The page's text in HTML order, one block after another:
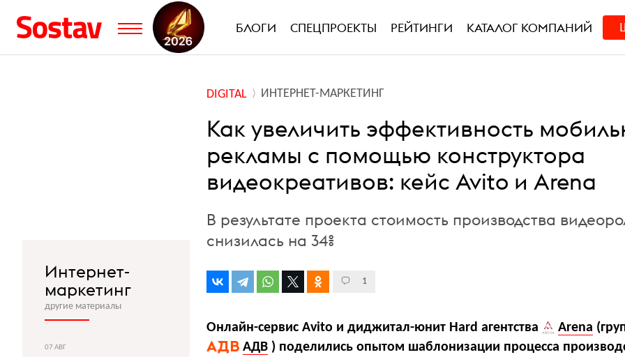
БЛОГИ СПЕЦПРОЕКТЫ РЕЙТИНГИ КАТАЛОГ КОМПАНИЙ
DIGITAL ИНТЕРНЕТ-МАРКЕТИНГ
Как увеличить эффективность
рекламы с помощью конструктора
видеокреативов: кейс Avito и Arena
В результате проекта стоимость производства
снизилась на 34%
1
Онлайн-сервис Avito и диджитал-юнит Hard агентства Arena
АДВ ) поделились опытом шаблонизации процесса
Интернет-
маркетинг
другие материалы
07 АВГ